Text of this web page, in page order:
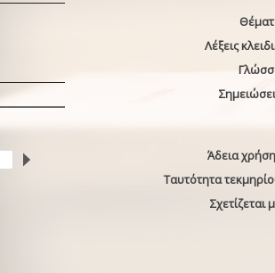
Λέξεις
Άδεια
Ταυτότητα
Σχετίζεται